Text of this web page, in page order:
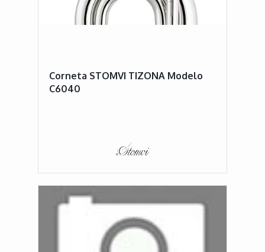
Corneta STOMVI TIZONA Modelo
C6040